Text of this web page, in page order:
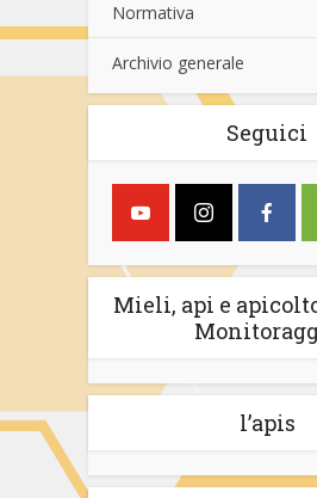
Normativa
Archivio generale
Seguici
Mieli, api e
l’apis